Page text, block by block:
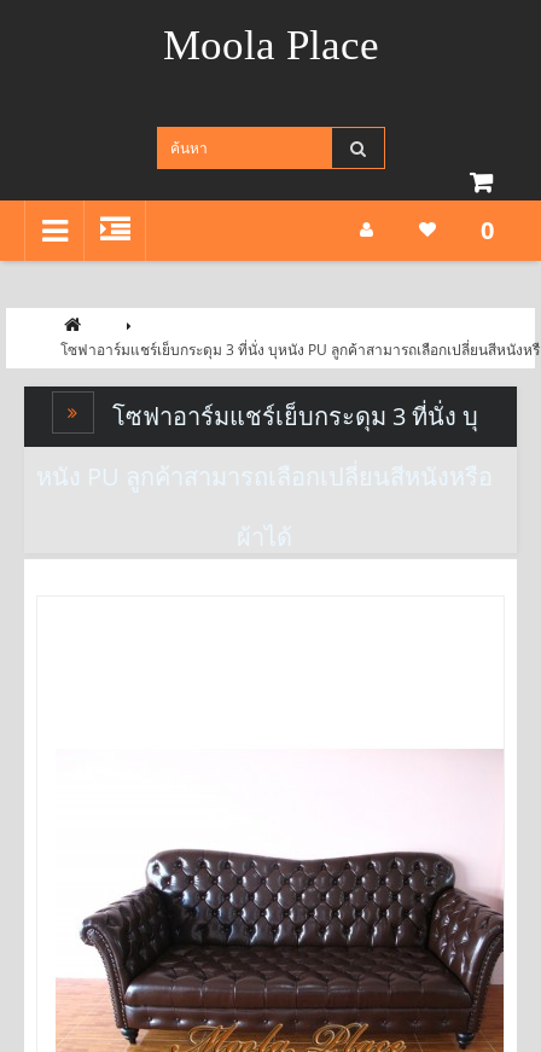
Moola Place
0
โซฟาอาร์มแชร์เย็บกระดุม 3 ที่นั่ง บุหนัง PU ลูกค้าสามารถเลือกเปลี่ยนสีหนังห
โซฟาอาร์มแชร์เย็บกระดุม 3 ที่นั่ง บุ
หนัง PU ลูกค้าสามารถเลือกเปลี่ยนสีหนังหรือ
ผ้าได้